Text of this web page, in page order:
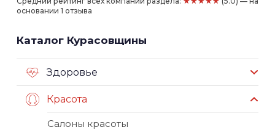
основании 1 отзыва
Каталог Курасовщины
Здоровье
Красота
Салоны красоты